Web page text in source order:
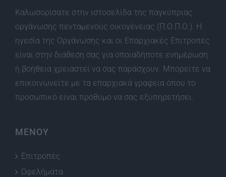
Καλωσορίσατε στην ιστοσελίδα της παγκύπριας
οργάνωσης πενταμενούς οικογένειας (Π.Ο.Π.Ο.). Η
ηγεσία της Οργάνωσης και οι Επαρχιακές Επιτροπές
είναι στην διάθεση σας για οποιαδήποτε ενημέρωση
ή βοήθεια χρειαστεί να σας παράσχουν. Μπορείτε να
επικοινωνείτε με τα επαρχιακά γραφεία όπου το
προσωπικό είναι πρόθυμο να σας εξυπηρετήσει.
ΜΕΝΟΥ
Επιτροπές
Ωφελήματα